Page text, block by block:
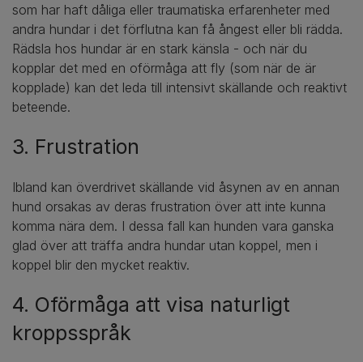
som har haft dåliga eller traumatiska erfarenheter med
andra hundar i det förflutna kan få ångest eller bli rädda.
Rädsla hos hundar är en stark känsla - och när du
kopplar det med en oförmåga att fly (som när de är
kopplade) kan det leda till intensivt skällande och reaktivt
beteende.
3. Frustration
Ibland kan överdrivet skällande vid åsynen av en annan
hund orsakas av deras frustration över att inte kunna
komma nära dem. I dessa fall kan hunden vara ganska
glad över att träffa andra hundar utan koppel, men i
koppel blir den mycket reaktiv.
4. Oförmåga att visa naturligt
kroppsspråk